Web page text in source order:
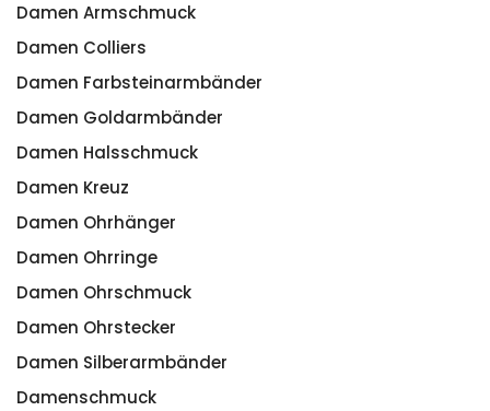
Damen Armschmuck
Damen Colliers
Damen Farbsteinarmbänder
Damen Goldarmbänder
Damen Halsschmuck
Damen Kreuz
Damen Ohrhänger
Damen Ohrringe
Damen Ohrschmuck
Damen Ohrstecker
Damen Silberarmbänder
Damenschmuck